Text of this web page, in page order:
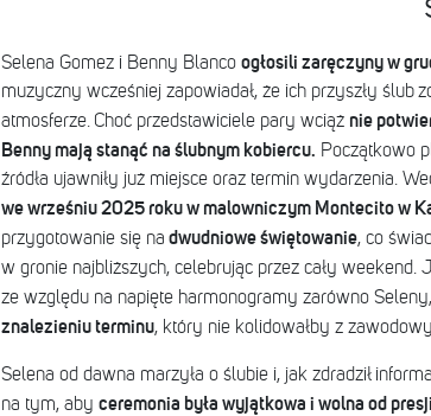
Selena Gomez i Benny Blanco ogłosili zaręczyny w
muzyczny wcześniej zapowiadał, że ich przyszły
atmosferze. Choć przedstawiciele pary wciąż nie
Benny mają stanąć na ślubnym kobiercu. Początkowo
źródła ujawniły już miejsce oraz termin wydarzenia.
we wrześniu 2025 roku w malowniczym Montecito w
przygotowanie się na dwudniowe świętowanie, co
w gronie najbliższych, celebrując przez cały weekend.
ze względu na napięte harmonogramy zarówno
znalezieniu terminu, który nie kolidowałby z
Selena od dawna marzyła o ślubie i, jak zdradził
na tym, aby ceremonia była wyjątkowa i wolna od